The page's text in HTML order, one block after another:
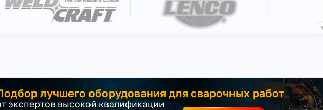
лучшего оборудования для сварочных работ
экспертов высокой квалификации